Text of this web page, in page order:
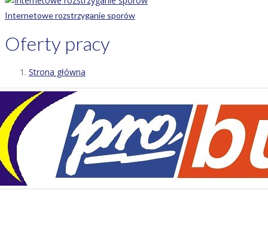
Internetowe rozstrzyganie sporów
Oferty pracy
Strona główna